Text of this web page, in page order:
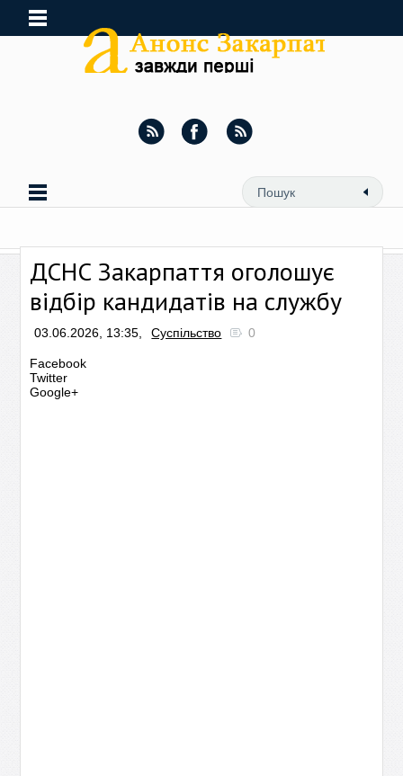
ДСНС Закарпаття оголошує
відбір кандидатів на службу
03.06.2026, 13:35, Суспільство 0
Facebook
Twitter
Google+